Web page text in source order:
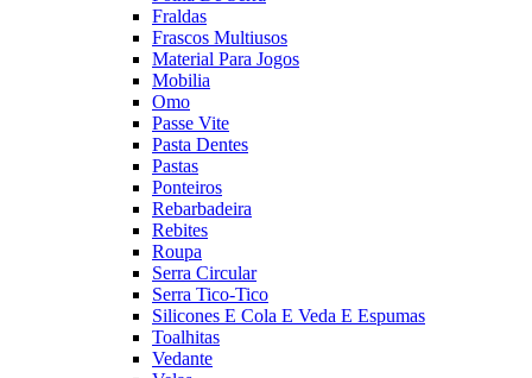
Fraldas
Frascos Multiusos
Material Para Jogos
Mobilia
Omo
Passe Vite
Pasta Dentes
Pastas
Ponteiros
Rebarbadeira
Rebites
Roupa
Serra Circular
Serra Tico-Tico
Silicones E Cola E Veda E Espumas
Toalhitas
Vedante